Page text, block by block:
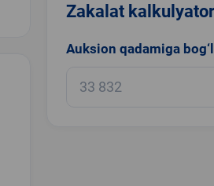
Zakalat
Auksion qadamiga